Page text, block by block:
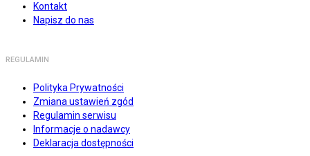
Kontakt
Napisz do nas
REGULAMIN
Polityka Prywatności
Zmiana ustawień zgód
Regulamin serwisu
Informacje o nadawcy
Deklaracja dostępności